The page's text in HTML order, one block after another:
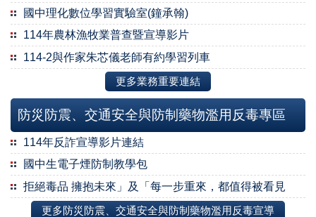
國中理化數位學習實驗室(鐘承翰)
114年農林漁牧業普查暨宣導影片
114-2與作家朱芯儀老師有約學習列車
更多業務重要連結
防災防震、交通安全與防制藥物濫用反毒專區
114年反詐宣導影片連結
國中生電子煙防制教學包
拒絕毒品 擁抱未來」及「每一步重來，都值得被看見
更多防災防震、交通安全與防制藥物濫用反毒宣導